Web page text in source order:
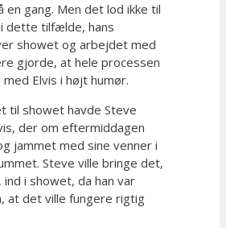
en gang. Men det lod ikke til
dette tilfælde, hans
showet og arbejdet med
gjorde, at hele processen
Elvis i højt humør.
til showet havde Steve
der om eftermiddagen
jammet med sine venner i
Steve ville bringe det,
ind i showet, da han var
at det ville fungere rigtig